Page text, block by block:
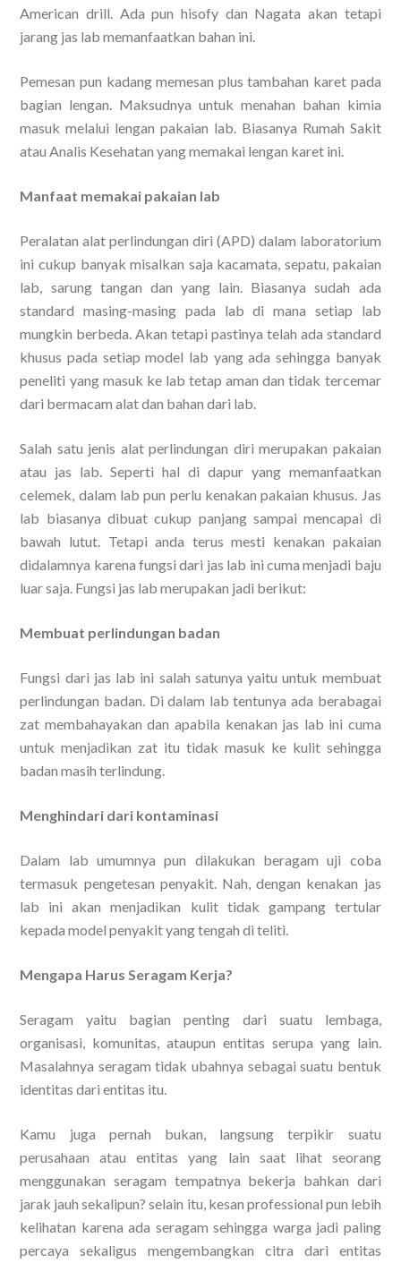
American drill. Ada pun hisofy dan Nagata akan tetapi
jarang jas lab memanfaatkan bahan ini.
Pemesan pun kadang memesan plus tambahan karet pada
bagian lengan. Maksudnya untuk menahan bahan kimia
masuk melalui lengan pakaian lab. Biasanya Rumah Sakit
atau Analis Kesehatan yang memakai lengan karet ini.
Manfaat memakai pakaian lab
Peralatan alat perlindungan diri (APD) dalam laboratorium
ini cukup banyak misalkan saja kacamata, sepatu, pakaian
lab, sarung tangan dan yang lain. Biasanya sudah ada
standard masing-masing pada lab di mana setiap lab
mungkin berbeda. Akan tetapi pastinya telah ada standard
khusus pada setiap model lab yang ada sehingga banyak
peneliti yang masuk ke lab tetap aman dan tidak tercemar
dari bermacam alat dan bahan dari lab.
Salah satu jenis alat perlindungan diri merupakan pakaian
atau jas lab. Seperti hal di dapur yang memanfaatkan
celemek, dalam lab pun perlu kenakan pakaian khusus. Jas
lab biasanya dibuat cukup panjang sampai mencapai di
bawah lutut. Tetapi anda terus mesti kenakan pakaian
didalamnya karena fungsi dari jas lab ini cuma menjadi baju
luar saja. Fungsi jas lab merupakan jadi berikut:
Membuat perlindungan badan
Fungsi dari jas lab ini salah satunya yaitu untuk membuat
perlindungan badan. Di dalam lab tentunya ada berabagai
zat membahayakan dan apabila kenakan jas lab ini cuma
untuk menjadikan zat itu tidak masuk ke kulit sehingga
badan masih terlindung.
Menghindari dari kontaminasi
Dalam lab umumnya pun dilakukan beragam uji coba
termasuk pengetesan penyakit. Nah, dengan kenakan jas
lab ini akan menjadikan kulit tidak gampang tertular
kepada model penyakit yang tengah di teliti.
Mengapa Harus Seragam Kerja?
Seragam yaitu bagian penting dari suatu lembaga,
organisasi, komunitas, ataupun entitas serupa yang lain.
Masalahnya seragam tidak ubahnya sebagai suatu bentuk
identitas dari entitas itu.
Kamu juga pernah bukan, langsung terpikir suatu
perusahaan atau entitas yang lain saat lihat seorang
menggunakan seragam tempatnya bekerja bahkan dari
jarak jauh sekalipun? selain itu, kesan professional pun lebih
kelihatan karena ada seragam sehingga warga jadi paling
percaya sekaligus mengembangkan citra dari entitas